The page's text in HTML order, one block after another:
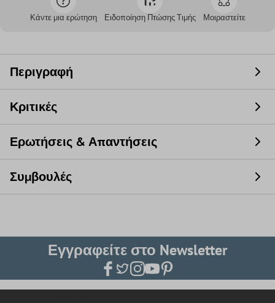
Κάντε μια ερώτηση Ειδοποίηση Πτώσης Τιμής Μοιραστείτε
Περιγραφή
Κριτικές
Ερωτήσεις & Απαντήσεις
Συμβουλές
Εγγραφείτε στο Newsletter